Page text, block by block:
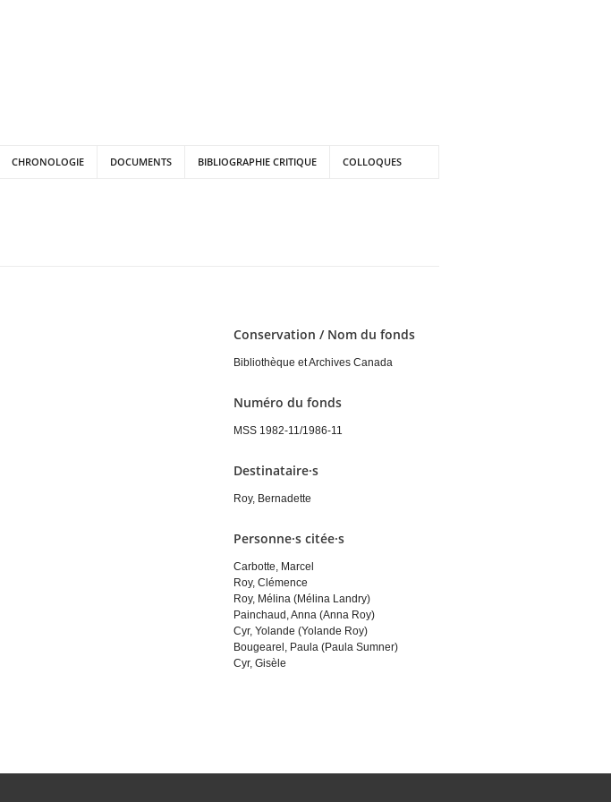
CHRONOLOGIE DOCUMENTS BIBLIOGRAPHIE CRITIQUE COLLOQUES
Conservation / Nom du fonds
Bibliothèque et Archives Canada
Numéro du fonds
MSS 1982-11/1986-11
Destinataire·s
Roy, Bernadette
Personne·s citée·s
Carbotte, Marcel
Roy, Clémence
Roy, Mélina (Mélina Landry)
Painchaud, Anna (Anna Roy)
Cyr, Yolande (Yolande Roy)
Bougearel, Paula (Paula Sumner)
Cyr, Gisèle